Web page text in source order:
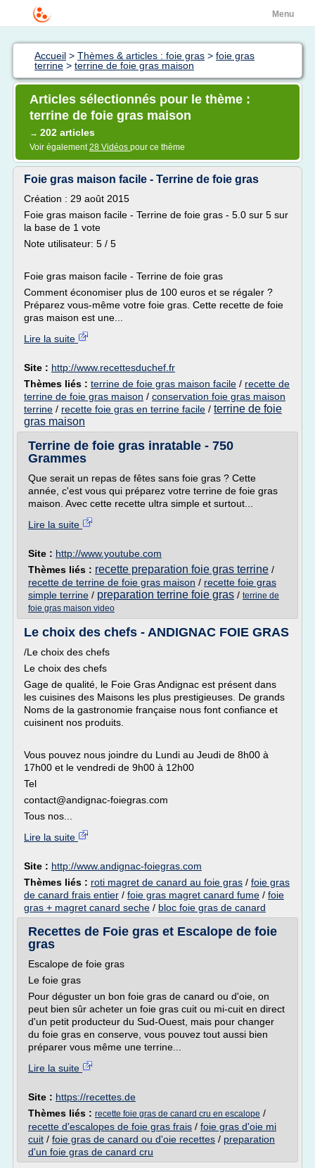
Menu
Accueil > Thèmes & articles : foie gras > foie gras
terrine > terrine de foie gras maison
Articles sélectionnés pour le thème :
terrine de foie gras maison
→ 202 articles
Voir également28 Vidéos pour ce thème
Foie gras maison facile - Terrine de foie gras
Création : 29 août 2015
Foie gras maison facile - Terrine de foie gras - 5.0 sur 5 sur
la base de 1 vote
Note utilisateur: 5 / 5
Foie gras maison facile - Terrine de foie gras
Comment économiser plus de 100 euros et se régaler ?
Préparez vous-même votre foie gras. Cette recette de foie
gras maison est une...
Lire la suite
Site : http://www.recettesduchef.fr
Thèmes liés : terrine de foie gras maison facile / recette de
terrine de foie gras maison / conservation foie gras maison
terrine / recette foie gras en terrine facile / terrine de foie
gras maison
Terrine de foie gras inratable - 750
Grammes
Que serait un repas de fêtes sans foie gras ? Cette
année, c'est vous qui préparez votre terrine de foie gras
maison. Avec cette recette ultra simple et surtout...
Lire la suite
Site : http://www.youtube.com
Thèmes liés : recette preparation foie gras terrine /
recette de terrine de foie gras maison / recette foie gras
simple terrine / preparation terrine foie gras / terrine de
foie gras maison video
Le choix des chefs - ANDIGNAC FOIE GRAS
/Le choix des chefs
Le choix des chefs
Gage de qualité, le Foie Gras Andignac est présent dans
les cuisines des Maisons les plus prestigieuses. De grands
Noms de la gastronomie française nous font confiance et
cuisinent nos produits.
Vous pouvez nous joindre du Lundi au Jeudi de 8h00 à
17h00 et le vendredi de 9h00 à 12h00
Tel
contact@andignac-foiegras.com
Tous nos...
Lire la suite
Site : http://www.andignac-foiegras.com
Thèmes liés : roti magret de canard au foie gras / foie gras
de canard frais entier / foie gras magret canard fume / foie
gras + magret canard seche / bloc foie gras de canard
Recettes de Foie gras et Escalope de foie
gras
Escalope de foie gras
Le foie gras
Pour déguster un bon foie gras de canard ou d'oie, on
peut bien sûr acheter un foie gras cuit ou mi-cuit en direct
d'un petit producteur du Sud-Ouest, mais pour changer
du foie gras en conserve, vous pouvez tout aussi bien
préparer vous même une terrine...
Lire la suite
Site : https://recettes.de
Thèmes liés : recette foie gras de canard cru en escalope /
recette d'escalopes de foie gras frais / foie gras d'oie mi
cuit / foie gras de canard ou d'oie recettes / preparation
d'un foie gras de canard cru